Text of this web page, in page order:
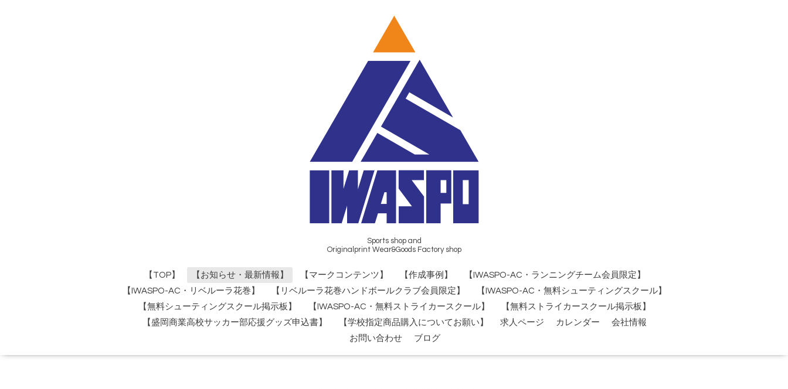
Sports shop and
Originalprint Wear&Goods Factory shop
【TOP】 【お知らせ・最新情報】 【マークコンテンツ】 【作成事例】
【IWASPO-AC・ランニングチーム会員限定】
【IWASPO-AC・リベルーラ花巻】
【リベルーラ花巻ハンドボールクラブ会員限定】
【IWASPO-AC・無料シューティングスクール】
【無料シューティングスクール掲示板】
【IWASPO-AC・無料ストライカースクール】
【無料ストライカースクール掲示板】
【盛岡商業高校サッカー部応援グッズ申込書】
【学校指定商品購入についてお願い】 求人ページ カレンダー
会社情報
お問い合わせ
ブログ